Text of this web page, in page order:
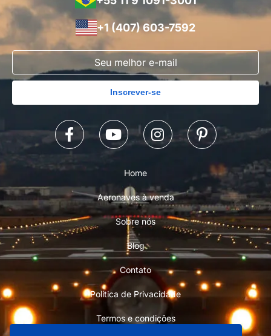
+1 (407) 603-7592
Inscrever-se
Home
Aeronaves à venda
Sobre nós
Blog
Contato
Política de Privacidade
Termos e condições